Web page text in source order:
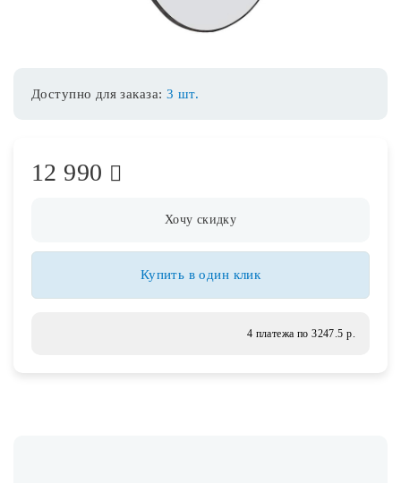
Уличное освещение
Светодиодная лента
Предметы интерьера
Доступно для заказа: 3 шт.
12 990
Хочу скидку
Купить в один клик
4 платежа по 3247.5 р.